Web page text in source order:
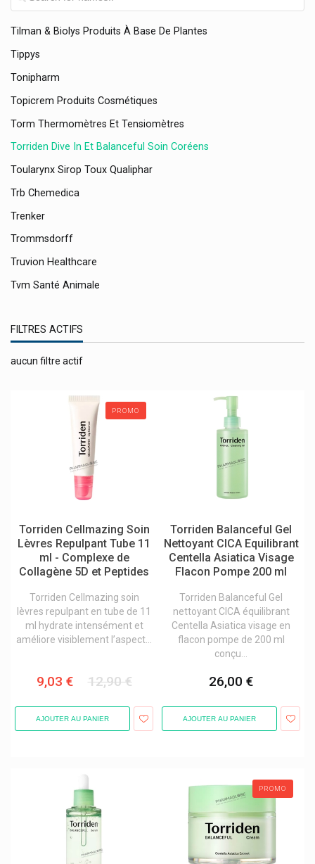
Tickless Pet Répulsif À Ultrasons
Tilman & Biolys Produits À Base De Plantes
Tippys
Tonipharm
Topicrem Produits Cosmétiques
Torm Thermomètres Et Tensiomètres
Torriden Dive In Et Balanceful Soin Coréens
Toularynx Sirop Toux Qualiphar
Trb Chemedica
Trenker
Trommsdorff
Truvion Healthcare
Tvm Santé Animale
Ucb Pharma
Umami Cosmetics
Uriage Eau Thermale Uriage Bébé
Ursapharm Hylo Evotears
Verfora
Vetoquinol
Vf Medical
Vichy Cosmétique
Vista-Life Pharma
FILTRES ACTIFS
aucun filtre actif
PROMO
Torriden Cellmazing Soin
Lèvres Repulpant Tube 11
ml - Complexe de
Collagène 5D et Peptides
Torriden Cellmazing soin
lèvres repulpant en tube de 11
ml hydrate intensément et
améliore visiblement l’aspect...
9,03 € 12,90 €
AJOUTER AU PANIER
Torriden Balanceful Gel
Nettoyant CICA Equilibrant
Centella Asiatica Visage
Flacon Pompe 200 ml
Torriden Balanceful Gel
nettoyant CICA équilibrant
Centella Asiatica visage en
flacon pompe de 200 ml
conçu...
26,00 €
AJOUTER AU PANIER
PROMO